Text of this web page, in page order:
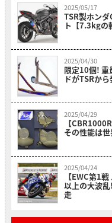
2025/05/17
TSR製ホン
ト【7.3kgの
2025/04/30
限定10個! 重
ドがTSRから
2025/04/29
【
その性能は
2025/04/24
【EWC第1
以上の大波
走